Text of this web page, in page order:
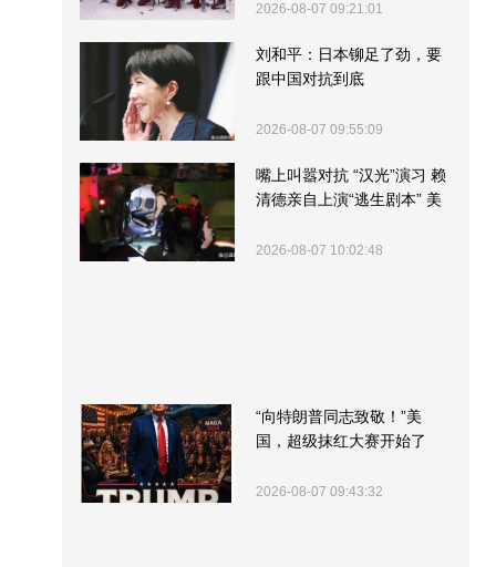
2026-08-07 09:21:01
刘和平：日本铆足了劲，要
跟中国对抗到底
2026-08-07 09:55:09
嘴上叫嚣对抗 “汉光”演习 赖
清德亲自上演“逃生剧本” 美
2026-08-07 10:02:48
“向特朗普同志致敬！”美
国，超级抹红大赛开始了
2026-08-07 09:43:32